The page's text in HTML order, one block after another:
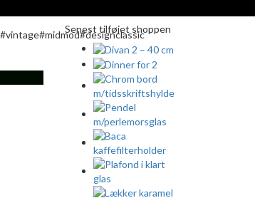
Senest tilføjet shoppen